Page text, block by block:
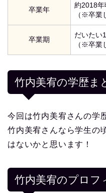
卒業年
約2018年
（※卒業
卒業期
だいたい
（※卒業
竹内美宥の学歴ま
今回は竹内美宥さんの学
竹内美宥さんなら学生の
はないかと思います！
竹内美宥のプロフ